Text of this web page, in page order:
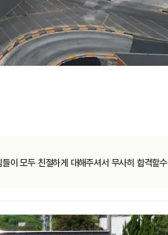
이 모두 친절하게 대해주셔서 무사히 합격할수